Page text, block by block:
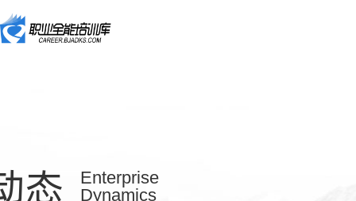
态
Enterprise
Dynamics